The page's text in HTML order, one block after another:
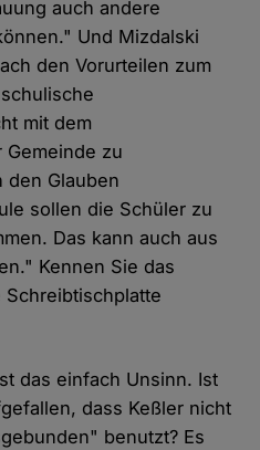
auch andere
Und Mizdalski
den Vorurteilen zum
mit dem
Gemeinde zu
den Glauben
sollen die Schüler zu
Das kann auch aus
Kennen Sie das
das einfach Unsinn. Ist
dass Keßler nicht
benutzt? Es